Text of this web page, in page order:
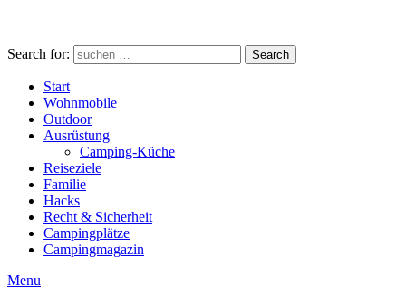
Search for: Search
Start
Wohnmobile
Outdoor
Ausrüstung
Camping-Küche
Reiseziele
Familie
Hacks
Recht & Sicherheit
Campingplätze
Campingmagazin
Menu